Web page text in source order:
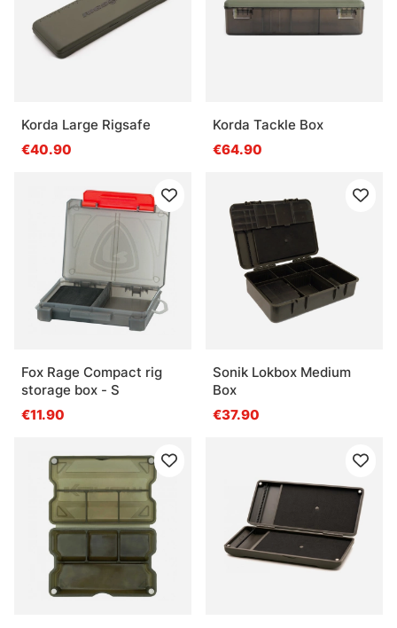
Korda Large Rigsafe
€40.90
Korda Tackle Box
€64.90
Fox Rage Compact rig
storage box - S
€11.90
Sonik Lokbox Medium
Box
€37.90